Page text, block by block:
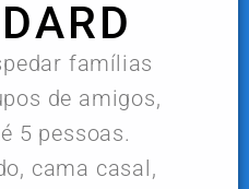
famílias
de amigos,
5 pessoas.
cama casal,